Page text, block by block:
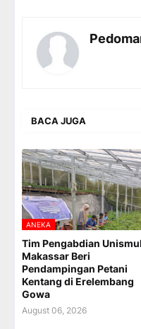
BACA JUGA
ANEKA
Tim Pengabdian
Makassar Beri
Pendampingan Petani
Kentang di Erelembang
Gowa
August 06, 2026